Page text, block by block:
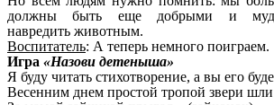
должны быть еще добрыми и
навредить животным.
Воспитатель: А теперь немного поиграем.
Игра «Назови детеныша»
Я буду читать стихотворение, а вы его
Весенним днем простой тропой звери